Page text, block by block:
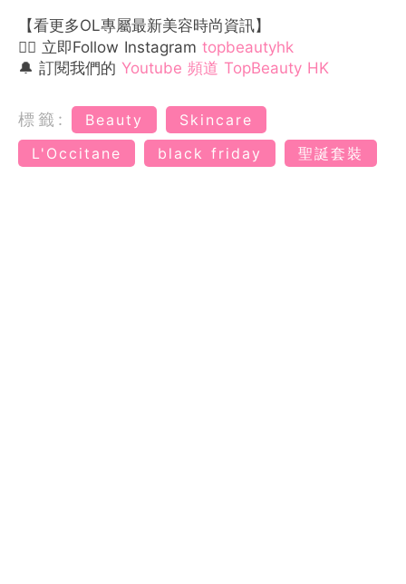
【看更多OL專屬最新美容時尚資訊】
👉🏻 立即Follow Instagram topbeautyhk
🔔 訂閱我們的 Youtube 頻道 TopBeauty HK
標籤: Beauty
Skincare
L'Occitane
black friday 聖誕套裝